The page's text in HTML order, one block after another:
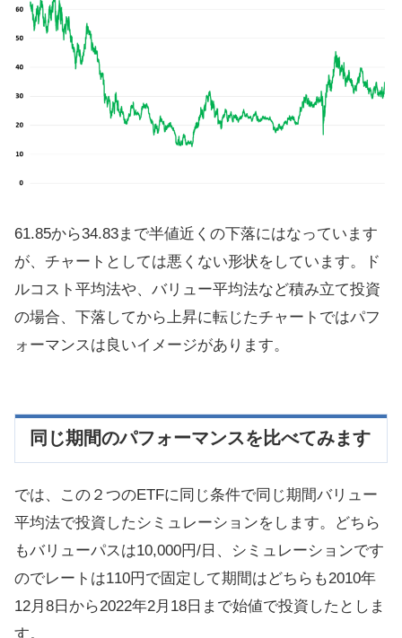
61.85から34.83まで半値近くの下落にはなっています
が、チャートとしては悪くない形状をしています。ド
ルコスト平均法や、バリュー平均法など積み立て投資
の場合、下落してから上昇に転じたチャートではパフ
ォーマンスは良いイメージがあります。
同じ期間のパフォーマンスを比べてみます
では、この２つのETFに同じ条件で同じ期間バリュー
平均法で投資したシミュレーションをします。どちら
もバリューパスは10,000円/日、シミュレーションです
のでレートは110円で固定して期間はどちらも2010年
12月8日から2022年2月18日まで始値で投資したとしま
す。